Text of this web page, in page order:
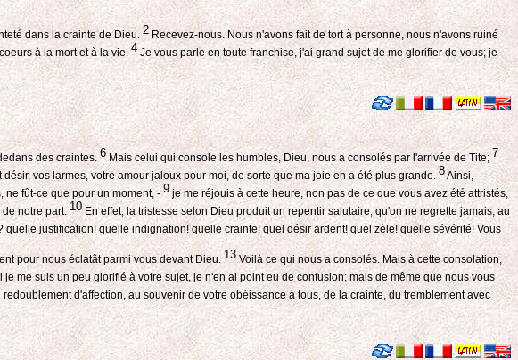
dans la crainte de Dieu. 2Recevez-nous. Nous n'avons fait de tort à personne, nous n'avons ruiné
à la mort et à la vie. 4 Je vous parle en toute franchise, j'ai grand sujet de me glorifier de vous; je
des craintes.6 Mais celui qui console les humbles, Dieu, nous a consolés par l'arrivée de Tite; 7
vos larmes, votre amour jaloux pour moi, de sorte que ma joie en a été plus grande. 8Ainsi,
ne fût-ce que pour un moment, -9je me réjouis à cette heure, non pas de ce que vous avez été attristés,
notre part. 10 En effet, la tristesse selon Dieu produit un repentir salutaire, qu'on ne regrette jamais, au
justification! quelle indignation! quelle crainte! quel désir ardent! quel zèle! quelle sévérité! Vous
pour nous éclatât parmi vous devant Dieu. 13Voilà ce qui nous a consolés. Mais à cette consolation,
je me suis un peu glorifié à votre sujet, je n'en ai point eu de confusion; mais de même que nous vous
d'affection, au souvenir de votre obéissance à tous, de la crainte, du tremblement avec